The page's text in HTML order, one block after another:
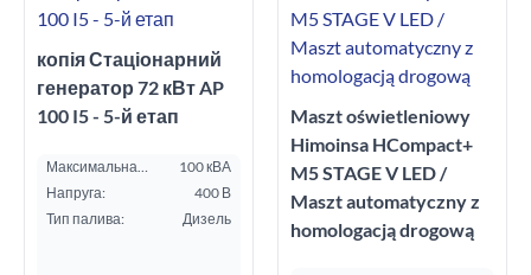
копія Стаціонарний
генератор 72 кВт AP
100 I5 - 5-й етап
Максимальна
100 кВА
Напруга:
400 В
Тип палива:
Дизель
Maszt oświetleniowy
Himoinsa HCompact+
M5 STAGE V LED /
Maszt automatyczny z
homologacją drogową